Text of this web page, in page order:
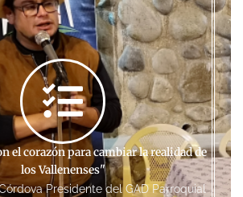
el corazón para cambiar la realidad de
los Vallenenses"
Presidente del GAD Parroquial